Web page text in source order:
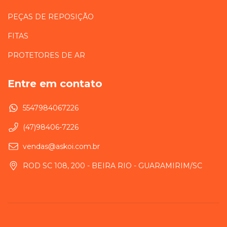
PEÇAS DE REPOSIÇÃO
FITAS
PROTETORES DE AR
Entre em contato
5547984067226
(47)98406-7226
vendas@askoi.com.br
ROD SC 108, 200 - BEIRA RIO - GUARAMIRIM/SC